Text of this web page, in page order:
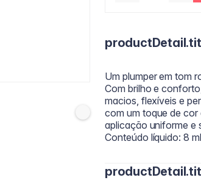
Um plumper em tom
Com brilho e
macios, flexíveis e
com um toque de
aplicação uniforme e
Conteúdo líquido: 8